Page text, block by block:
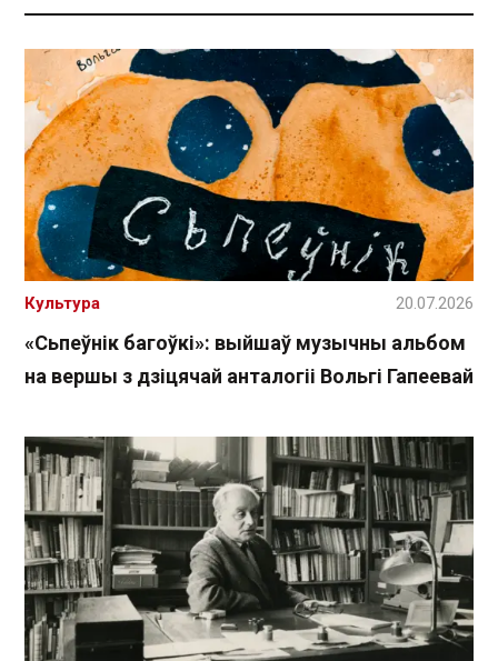
«Сьпеўнік багоўкі»: выйшаў музычны альбом
на вершы з дзіцячай анталогіі Вольгі Гапеевай
Культура 20.07.2026